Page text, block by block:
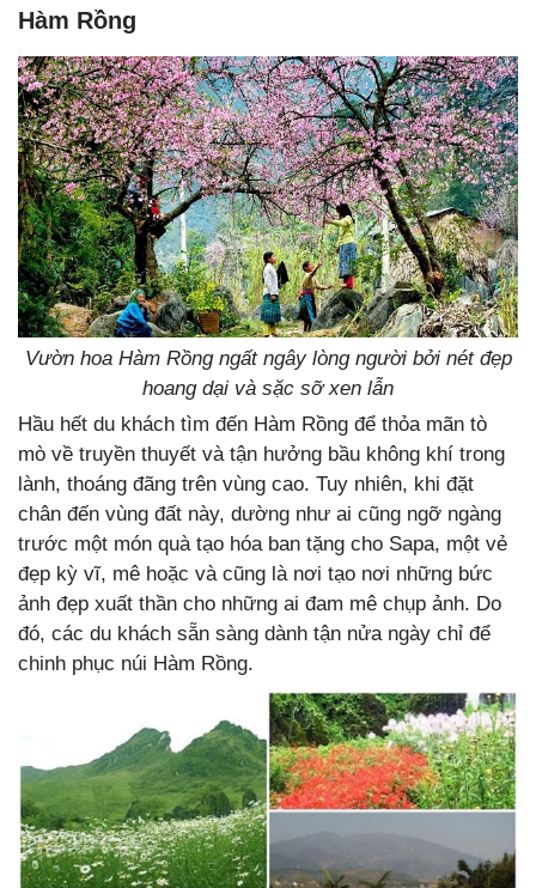
Hàm Rồng
Vườn hoa Hàm Rồng ngất ngây lòng người bởi nét đẹp
hoang dại và sặc sỡ xen lẫn
Hầu hết du khách tìm đến Hàm Rồng để thỏa mãn tò
mò về truyền thuyết và tận hưởng bầu không khí trong
lành, thoáng đãng trên vùng cao. Tuy nhiên, khi đặt
chân đến vùng đất này, dường như ai cũng ngỡ ngàng
trước một món quà tạo hóa ban tặng cho Sapa, một vẻ
đẹp kỳ vĩ, mê hoặc và cũng là nơi tạo nơi những bức
ảnh đẹp xuất thần cho những ai đam mê chụp ảnh. Do
đó, các du khách sẵn sàng dành tận nửa ngày chỉ để
chinh phục núi Hàm Rồng.